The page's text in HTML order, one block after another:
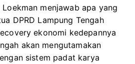
menjawab apa yang
DPRD Lampung Tengah
ekonomi kedepannya
akan mengutamakan
sistem padat karya